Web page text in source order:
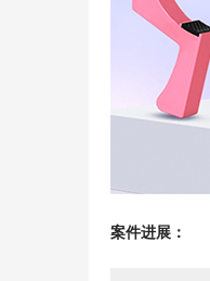
案件进展：